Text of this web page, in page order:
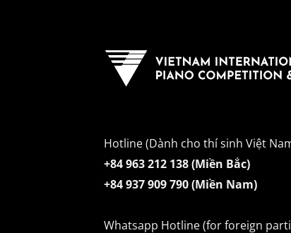
Hotline (Dành cho thí sinh Việt
+84 963 212 138 (Miền Bắc)
+84 937 909 790 (Miền Nam)
Whatsapp Hotline (for foreign